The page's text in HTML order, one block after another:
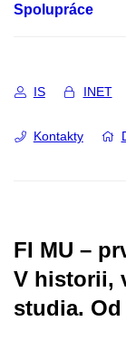
Spolupráce
IS INET
Kontakty
FI MU –
V historii,
studia.